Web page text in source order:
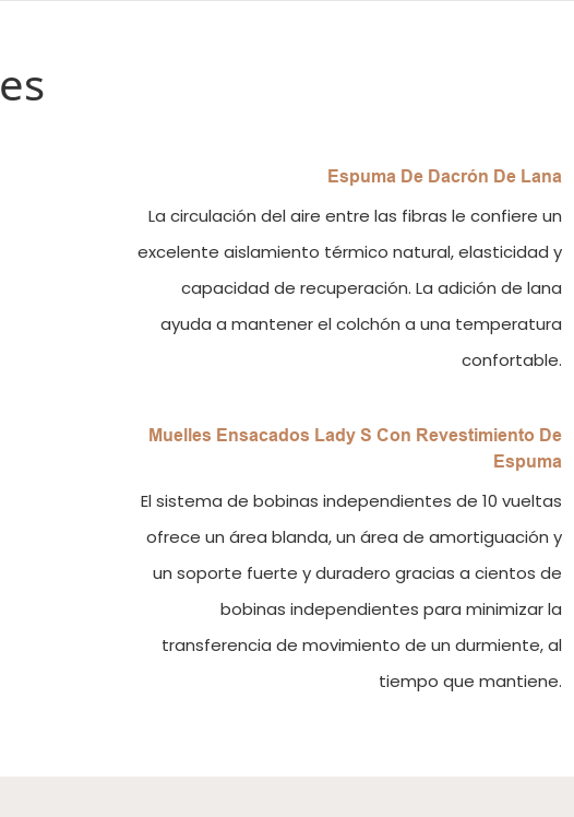
Espuma De Dacrón De Lana
La circulación del aire entre las fibras le confiere un
excelente aislamiento térmico natural, elasticidad y
capacidad de recuperación. La adición de lana
ayuda a mantener el colchón a una temperatura
confortable.
Muelles Ensacados Lady S Con Revestimiento De
Espuma
El sistema de bobinas independientes de 10 vueltas
ofrece un área blanda, un área de amortiguación y
un soporte fuerte y duradero gracias a cientos de
bobinas independientes para minimizar la
transferencia de movimiento de un durmiente, al
tiempo que mantiene.